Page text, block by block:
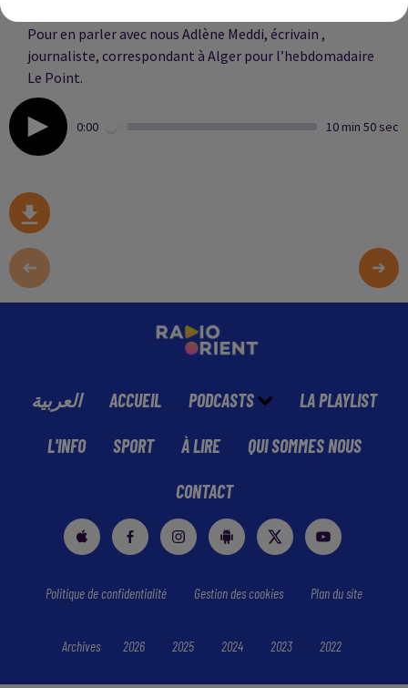
Pour en parler avec nous Adlène Meddi, écrivain ,
journaliste, correspondant à Alger pour l’hebdomadaire
Le Point.
0:00 10 min 50 sec
العربية ACCUEIL PODCASTS LA PLAYLIST
L'INFO SPORT À LIRE QUI SOMMES NOUS
CONTACT
Politique de confidentialité Gestion des cookies Plan du site
Archives 2026 2025 2024 2023 2022